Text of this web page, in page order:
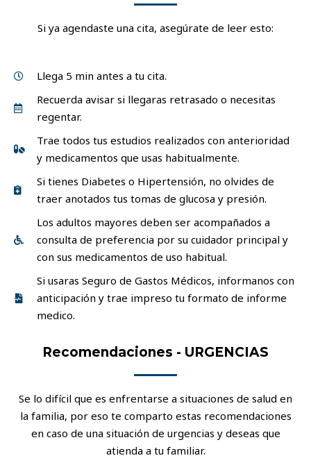
Si ya agendaste una cita, asegúrate de leer esto:
Llega 5 min antes a tu cita.
Recuerda avisar si llegaras retrasado o necesitas
regentar.
Trae todos tus estudios realizados con anterioridad
y medicamentos que usas habitualmente.
Si tienes Diabetes o Hipertensión, no olvides de
traer anotados tus tomas de glucosa y presión.
Los adultos mayores deben ser acompañados a
consulta de preferencia por su cuidador principal y
con sus medicamentos de uso habitual.
Si usaras Seguro de Gastos Médicos, informanos con
anticipación y trae impreso tu formato de informe
medico.
Recomendaciones - URGENCIAS
Se lo difícil que es enfrentarse a situaciones de salud en
la familia, por eso te comparto estas recomendaciones
en caso de una situación de urgencias y deseas que
atienda a tu familiar.